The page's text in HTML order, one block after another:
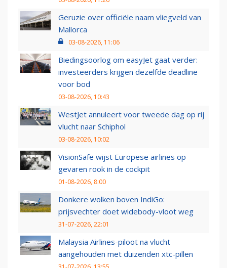
Geruzie over officiële naam vliegveld van
Mallorca
03-08-2026, 11:06
Biedingsoorlog om easyJet gaat verder:
investeerders krijgen dezelfde deadline
voor bod
03-08-2026, 10:43
WestJet annuleert voor tweede dag op rij
vlucht naar Schiphol
03-08-2026, 10:02
VisionSafe wijst Europese airlines op
gevaren rook in de cockpit
01-08-2026, 8:00
Donkere wolken boven IndiGo:
prijsvechter doet widebody-vloot weg
31-07-2026, 22:01
Malaysia Airlines-piloot na vlucht
aangehouden met duizenden xtc-pillen